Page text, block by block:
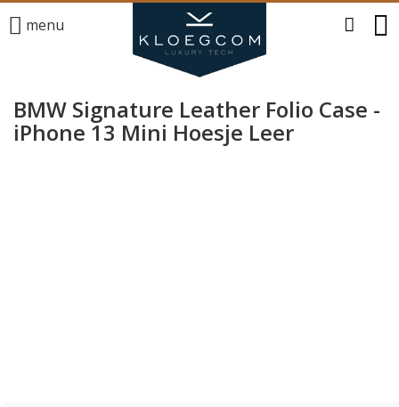
menu
BMW Signature Leather Folio Case -
iPhone 13 Mini Hoesje Leer